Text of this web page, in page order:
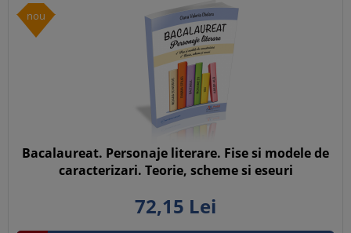
nou
Bacalaureat. Personaje literare. Fise si modele de
caracterizari. Teorie, scheme si eseuri
72,15 Lei